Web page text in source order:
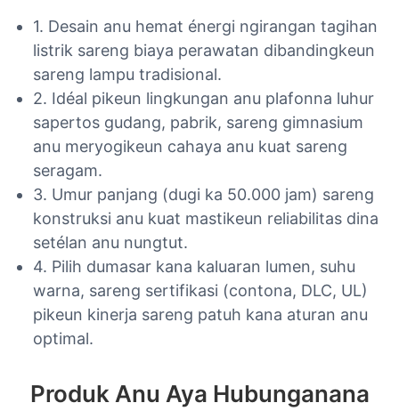
1. Desain anu hemat énergi ngirangan tagihan
listrik sareng biaya perawatan dibandingkeun
sareng lampu tradisional.
2. Idéal pikeun lingkungan anu plafonna luhur
sapertos gudang, pabrik, sareng gimnasium
anu meryogikeun cahaya anu kuat sareng
seragam.
3. Umur panjang (dugi ka 50.000 jam) sareng
konstruksi anu kuat mastikeun reliabilitas dina
setélan anu nungtut.
4. Pilih dumasar kana kaluaran lumen, suhu
warna, sareng sertifikasi (contona, DLC, UL)
pikeun kinerja sareng patuh kana aturan anu
optimal.
Produk Anu Aya Hubunganana